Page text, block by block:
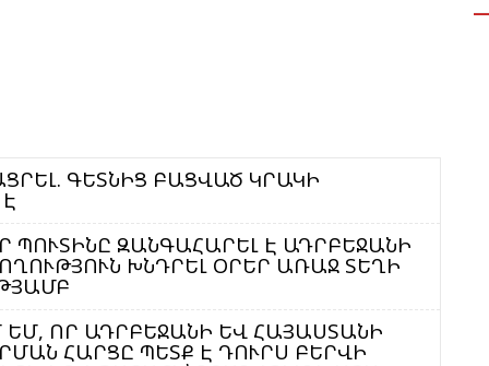
ԳԵՏՆԻՑ ԲԱՑՎԱԾ ԿՐԱԿԻ
ԶԱՆԳԱՀԱՐԵԼ Է ԱԴՐԲԵՋԱՆԻ
ԽՆԴՐԵԼ ՕՐԵՐ ԱՌԱՋ ՏԵՂԻ
ՈՐ ԱԴՐԲԵՋԱՆԻ ԵՎ ՀԱՅԱՍՏԱՆԻ
ՀԱՐՑԸ ՊԵՏՔ Է ԴՈՒՐՍ ԲԵՐՎԻ